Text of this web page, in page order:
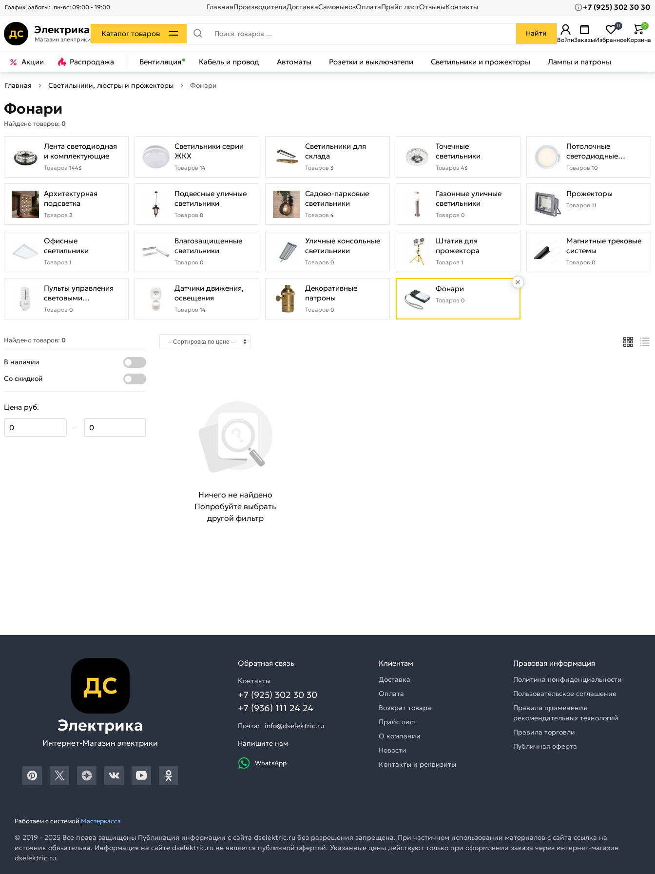
График работы: пн-вс: 09:00 - 19:00 ГлавнаяПроизводителиДоставкаСамовывозОплатаПрайс листОтзывыКонтакты +7 (925) 302 30 30
ДС Электрика
Магазин электрики
Каталог товаров Найти
ВойтиЗаказыИзбранное
0
Корзина
0
Акции Распродажа Вентиляция Кабель и провод Автоматы Розетки и выключатели Светильники и прожекторы Лампы и патроны
Главная Светильники, люстры и прожекторы Фонари
Фонари
Найдено товаров: 0
Лента светодиодная
и комплектующие
Товаров 1443
Светильники серии
ЖКХ
Товаров 14
Светильники для
склада
Товаров 3
Точечные
светильники
Товаров 43
Потолочные
светодиодные
светильники с ПДУ
Товаров 10
Архитектурная
подсветка
Товаров 2
Подвесные уличные
светильники
Товаров 8
Садово-парковые
светильники
Товаров 4
Газонные уличные
светильники
Товаров 0
Прожекторы
Товаров 11
Офисные
светильники
Товаров 1
Влагозащищенные
светильники
Товаров 0
Уличные консольные
светильники
Товаров 0
Штатив для
прожектора
Товаров 1
Магнитные трековые
системы
Товаров 0
Пульты управления
световыми
приборами
Товаров 0
Датчики движения,
освещения
Товаров 14
Декоративные
патроны
Товаров 0
Фонари
Товаров 0
Найдено товаров: 0
В наличии
Со скидкой
Цена руб.
—
Ничего не найдено
Попробуйте выбрать
другой фильтр
ДС
Электрика
Интернет-Магазин электрики
Обратная связь
Контакты
+7 (925) 302 30 30
+7 (936) 111 24 24
Почта:
info@dselektric.ru
Напишите нам
WhatsApp
Клиентам
Доставка
Оплата
Возврат товара
Прайс лист
О компании
Новости
Контакты и реквизиты
Правовая информация
Политика конфиденциальности
Пользовательское соглашение
Правила применения
рекомендательных технологий
Правила торговли
Публичная оферта
Работаем с системой Мастеркасса
© 2019 - 2025 Все права защищены Публикация информации с сайта dselektric.ru без разрешения запрещена. При частичном использовании материалов с сайта ссылка на
источник обязательна. Информация на сайте dselektric.ru не является публичной офертой. Указанные цены действуют только при оформлении заказа через интернет-магазин
dselektric.ru.